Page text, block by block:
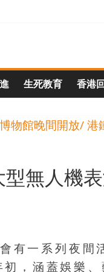
生死教育 香港
無人機
有一系列夜間
，涵蓋娛樂、